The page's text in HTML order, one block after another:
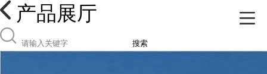
产品展厅
搜索